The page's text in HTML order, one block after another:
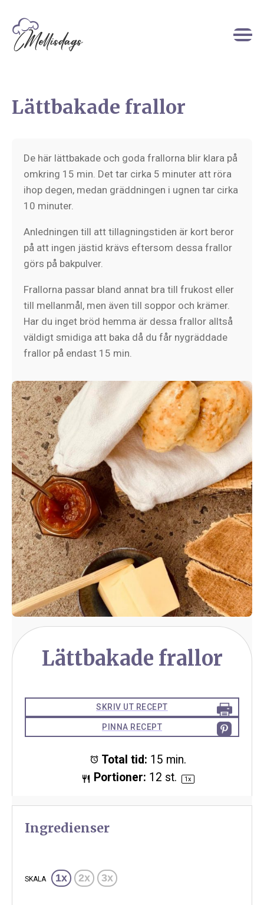
Lättbakade frallor
De här lättbakade och goda frallorna blir klara på
omkring 15 min. Det tar cirka 5 minuter att röra
ihop degen, medan gräddningen i ugnen tar cirka
10 minuter.
Anledningen till att tillagningstiden är kort beror
på att ingen jästid krävs eftersom dessa frallor
görs på bakpulver.
Frallorna passar bland annat bra till frukost eller
till mellanmål, men även till soppor och krämer.
Har du inget bröd hemma är dessa frallor alltså
väldigt smidiga att baka då du får nygräddade
frallor på endast 15 min.
Lättbakade frallor
SKRIV UT RECEPT
PINNA RECEPT
Total tid: 15 min.
Portioner: 12 st. 1x
Ingredienser
SKALA 1x 2x 3x